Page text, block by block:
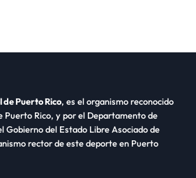
Puerto Rico, es el organismo reconocido
Puerto Rico, y por el Departamento de
Gobierno del Estado Libre Asociado de
rector de este deporte en Puerto